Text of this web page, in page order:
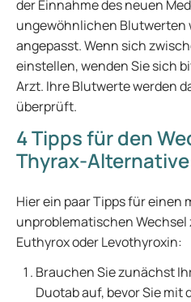
der Einnahme des neuen
ungewöhnlichen Blutwerten
angepasst. Wenn sich
einstellen, wenden Sie sich
Arzt. Ihre Blutwerte werden
überprüft.
4 Tipps für den
Thyrax-Alternative
Hier ein paar Tipps für einen
unproblematischen
Euthyrox oder Levothyroxin:
Brauchen Sie zunächst
Duotab auf, bevor Sie